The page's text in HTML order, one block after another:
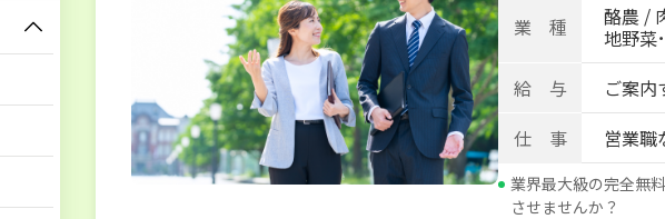
業 種
酪農 /
地野菜
給 与
ご案
仕 事
営業職
業界最大級の完全無
させませんか？